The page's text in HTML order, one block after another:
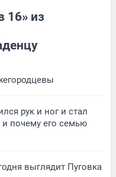
16» из
рук и ног и стал
и почему его семью
выглядит Пуговка